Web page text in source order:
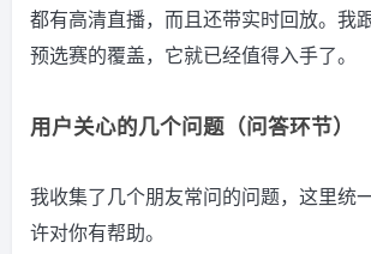
都有高清直播，而且还带实时回放。我
预选赛的覆盖，它就已经值得入手了。
用户关心的几个问题（问答环节）
我收集了几个朋友常问的问题，这里统
许对你有帮助。